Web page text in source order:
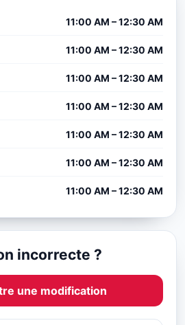
11:00 AM – 12:30 AM
11:00 AM – 12:30 AM
11:00 AM – 12:30 AM
11:00 AM – 12:30 AM
11:00 AM – 12:30 AM
11:00 AM – 12:30 AM
11:00 AM – 12:30 AM
incorrecte ?
une modification